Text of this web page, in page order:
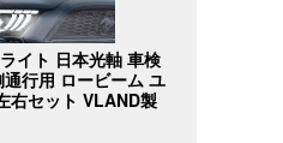
イト 日本光軸 車検
行用 ロービーム ユ
右セット VLAND製